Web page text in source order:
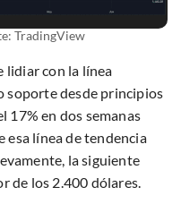
TradingView
lidiar con la línea
soporte desde principios
17% en dos semanas
esa línea de tendencia
la siguiente
de los 2.400 dólares.